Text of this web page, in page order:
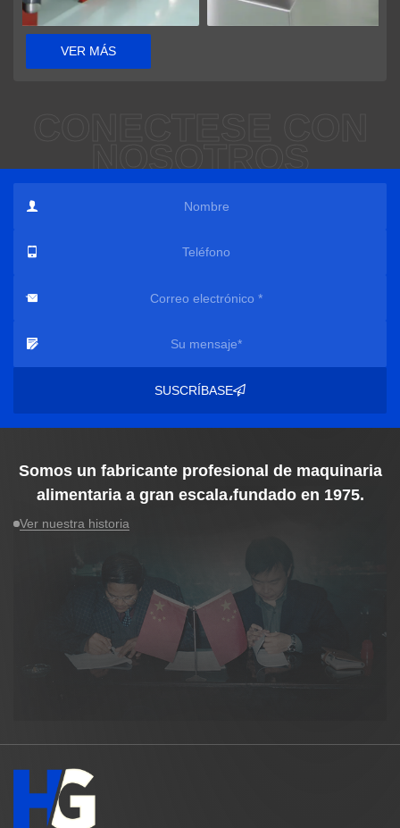
VER MÁS
NOSOTROS
SUSCRÍBASE
Somos un fabricante profesional de maquinaria
alimentaria a gran escala،fundado en 1975.
Ver nuestra historia